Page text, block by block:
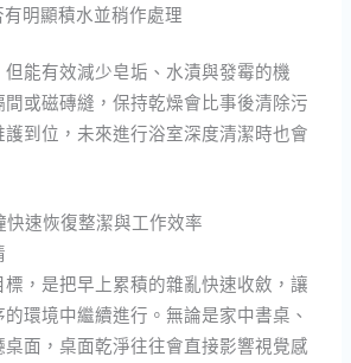
明顯積水並稍作處理
能有效減少皂垢、水漬與發霉的機
或磁磚縫，保持乾燥會比事後清除污
到位，未來進行浴室深度清潔時也會
速恢復整潔與工作效率
，是把早上累積的雜亂快速收斂，讓
環境中繼續進行。無論是家中書桌、
面，桌面乾淨往往會直接影響視覺感